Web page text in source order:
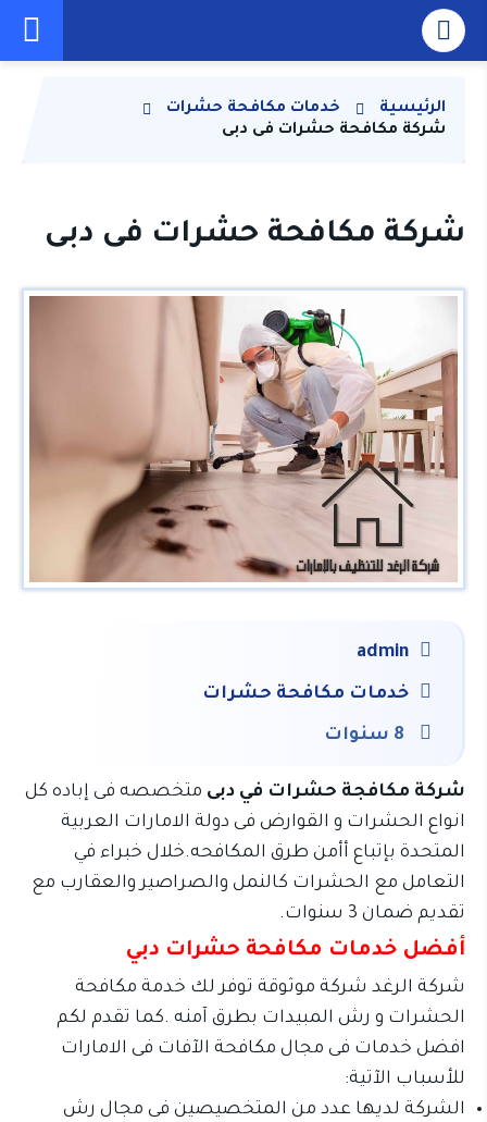
الرئيسية
خدمات مكافحة حشرات
شركة مكافحة حشرات فى دبى
شركة مكافحة حشرات فى دبى
admin
خدمات مكافحة حشرات
شركة مكافجة حشرات في دبى متخصصه فى إباده كل
انواع الحشرات و القوارض فى دولة الامارات العربية
المتحدة بإتباع أأمن طرق المكافحه.خلال خبراء في
التعامل مع الحشرات كالنمل والصراصير والعقارب مع
تقديم ضمان 3 سنوات.
أفضل خدمات مكافحة حشرات دبي
شركة الرغد شركة موثوقة توفر لك خدمة مكافحة
الحشرات و رش المبيدات بطرق آمنه .كما تقدم لكم
افضل خدمات فى مجال مكافحة الآفات فى الامارات
للأسباب الآتية:
الشركة لديها عدد من المتخصيصين فى مجال رش